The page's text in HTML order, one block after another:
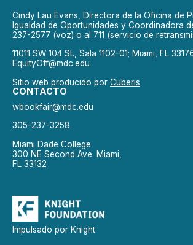
Cindy Lau Evans, Directora de la Oficina de
Igualdad de Oportunidades y Coordinadora
237-2577 (voz) o al 711 (servicio de
11011 SW 104 St., Sala 1102-01; Miami, FL
EquityOff@mdc.edu
Sitio web producido por Cuberis
CONTACTO
wbookfair@mdc.edu
305-237-3258
Miami Dade College
300 NE Second Ave. Miami,
FL 33132
Impulsado por Knight